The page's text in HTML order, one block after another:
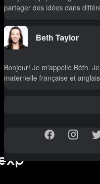
partager des idées dans
Beth Taylor
Bonjour! Je m'appelle Béth.
maternelle française et